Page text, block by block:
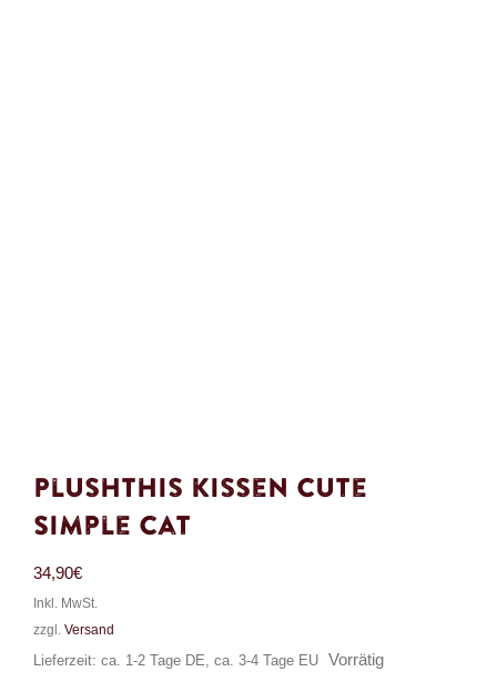
PlushThis Kissen Cute
Simple Cat
34,90€
Inkl. MwSt.
zzgl. Versand
Lieferzeit: ca. 1-2 Tage DE, ca. 3-4 Tage EU
Vorrätig